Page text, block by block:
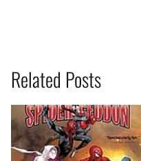
Related Posts